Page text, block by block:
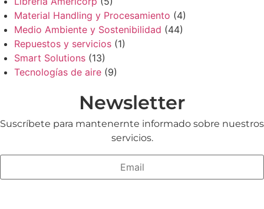
Material Handling y Procesamiento (4)
Medio Ambiente y Sostenibilidad (44)
Repuestos y servicios (1)
Smart Solutions (13)
Tecnologías de aire (9)
Newsletter
Suscríbete para mantenernte informado sobre nuestros
servicios.